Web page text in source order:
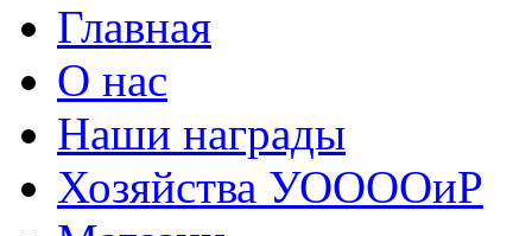
Главная
О нас
Наши награды
Хозяйства УООООиР